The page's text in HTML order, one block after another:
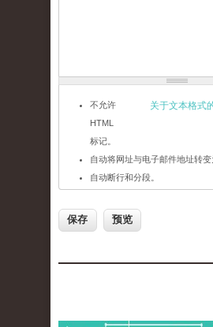
关于文本格式
不允许
HTML
标记。
自动将网址与电子邮件地址转变
自动断行和分段。